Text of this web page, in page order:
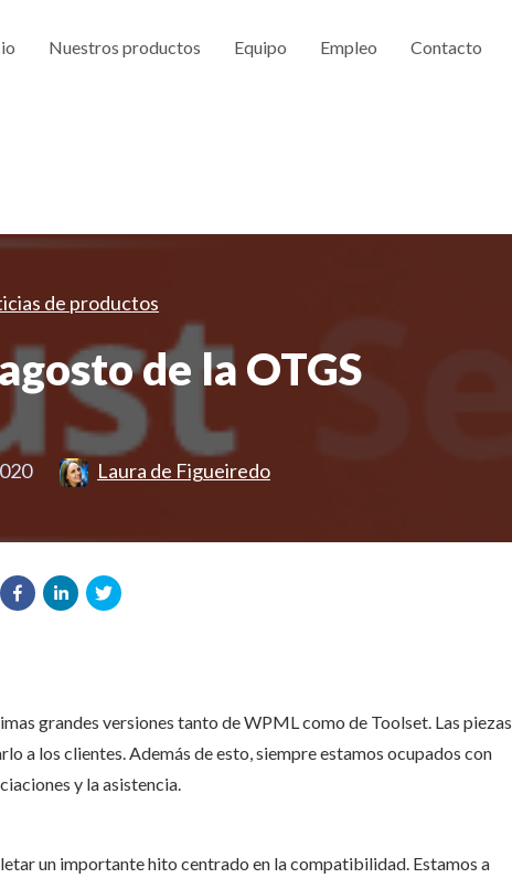
Nuestros productos Equipo Empleo Contacto
de productos
de la OTGS
Laura de Figueiredo
grandes versiones tanto de WPML como de Toolset. Las piezas
a los clientes. Además de esto, siempre estamos ocupados con
y la asistencia.
un importante hito centrado en la compatibilidad. Estamos a